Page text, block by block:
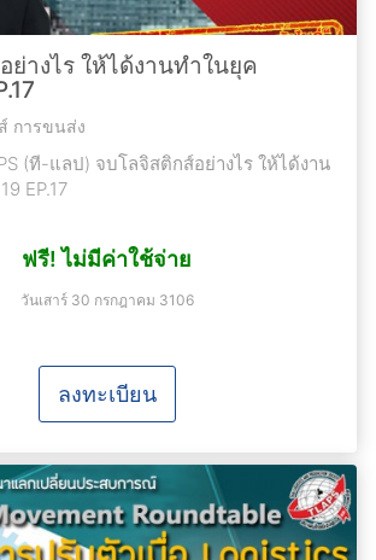
ย่างไร ให้ได้งานทำในยุค
การขนส่ง
(ที-แลป) จบโลจิสติกส์อย่างไร ให้ได้งาน
EP.17
ฟรี! ไม่มีค่าใช้จ่าย
วันเสาร์ 30 กรกฎาคม 3106
ลงทะเบียน